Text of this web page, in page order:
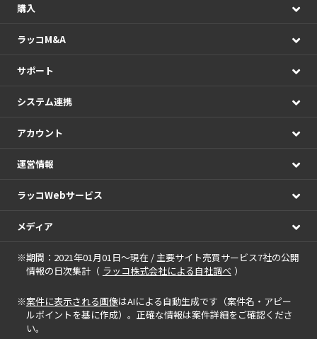
購入
ラッコM&A
サポート
システム連携
アカウント
運営情報
ラッコWebサービス
メディア
※期間：2021年01月01日～現在 / 主要サイト売買サービス7社の公開
情報の日次集計（ ラッコ株式会社による自社調べ ）
※案件に表示される画像はAIによる自動生成です（案件名・アピー
ルポイントを基に作成）。正確な情報は案件詳細をご確認くださ
い。